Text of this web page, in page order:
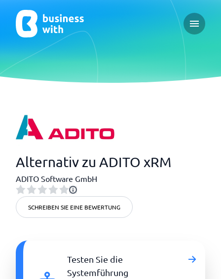
Open
Alternativ zu ADITO xRM
ADITO Software GmbH
SCHREIBEN SIE EINE BEWERTUNG
Testen Sie die
Systemführung